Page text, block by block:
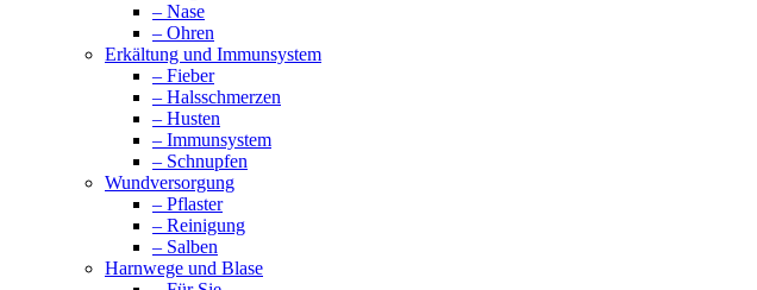
– Nase
– Ohren
Erkältung und Immunsystem
– Fieber
– Halsschmerzen
– Husten
– Immunsystem
– Schnupfen
Wundversorgung
– Pflaster
– Reinigung
– Salben
Harnwege und Blase